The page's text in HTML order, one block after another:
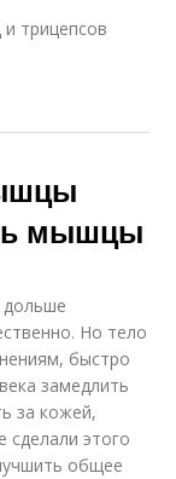
трицепсов
мышцы
Но тело
быстро
замедлить
за кожей,
этого
общее